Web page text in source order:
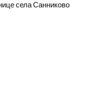
села Санниково